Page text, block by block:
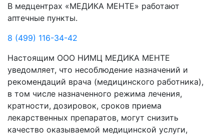
В медцентрах «МЕДИКА МЕНТЕ» работают
аптечные пункты.
8 (499) 116-34-42
Настоящим ООО НИМЦ МЕДИКА МЕНТЕ
уведомляет, что несоблюдение назначений и
рекомендаций врача (медицинского работника),
в том числе назначенного режима лечения,
кратности, дозировок, сроков приема
лекарственных препаратов, могут снизить
качество оказываемой медицинской услуги,